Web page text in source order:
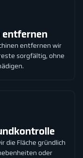
entfernen
entfernen wir
sorgfältig, ohne
die Fläche gründlich
oder